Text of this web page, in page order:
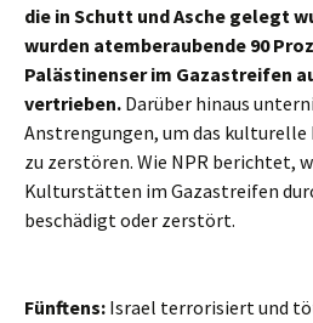
die in Schutt und Asche gelegt
wurden atemberaubende 90
Palästinenser im Gazastreifen
vertrieben. Darüber hinaus
Anstrengungen, um das kulturelle
zu zerstören. Wie NPR berichtet,
Kulturstätten im Gazastreifen
beschädigt oder zerstört.
Fünftens: Israel terrorisiert und